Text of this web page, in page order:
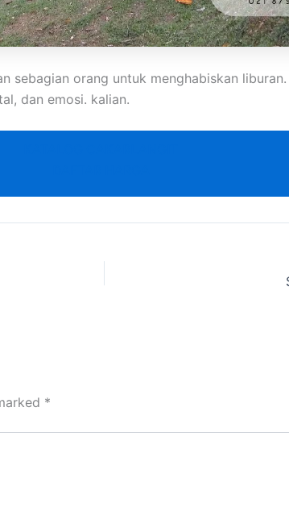
sebagian orang untuk menghabiskan
dan emosi. kalian.
*